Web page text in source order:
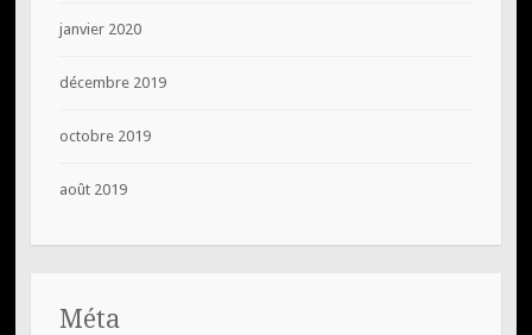
janvier 2020
décembre 2019
octobre 2019
août 2019
Méta